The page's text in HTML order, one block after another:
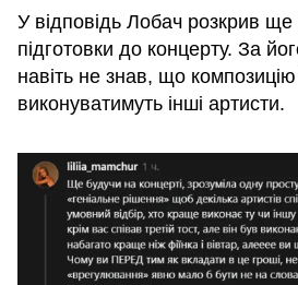
У відповідь Лобач розкрив
підготовки до концерту. За
навіть не знав, що композицію
виконуватимуть інші артисти.